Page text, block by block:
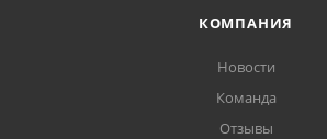
КОМПАНИЯ
Новости
Команда
Отзывы